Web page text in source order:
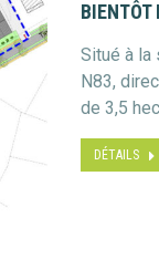
BIENTÔT
Situé à la
N83,
de 3,5
DÉTAILS